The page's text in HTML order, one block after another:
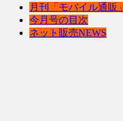
月刊「モバイル通販」
今月号の目次
ネット販売NEWS